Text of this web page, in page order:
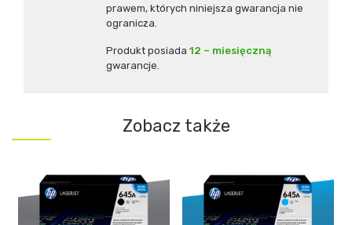
prawem, których niniejsza gwarancja nie
ogranicza.
Produkt posiada 12 – miesięczną
gwarancje.
Zobacz także